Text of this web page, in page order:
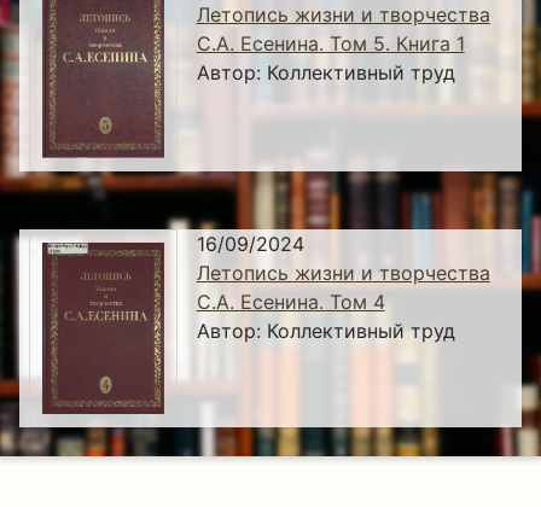
Летопись жизни и творчества
С.А. Есенина. Том 5. Книга 1
Автор: Коллективный труд
16/09/2024
Летопись жизни и творчества
С.А. Есенина. Том 4
Автор: Коллективный труд